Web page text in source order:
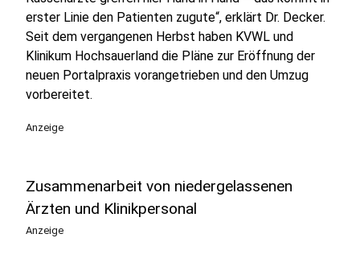
erster Linie den Patienten zugute“, erklärt Dr. Decker.
Seit dem vergangenen Herbst haben KVWL und
Klinikum Hochsauerland die Pläne zur Eröffnung der
neuen Portalpraxis vorangetrieben und den Umzug
vorbereitet.
Anzeige
Zusammenarbeit von niedergelassenen
Ärzten und Klinikpersonal
Anzeige